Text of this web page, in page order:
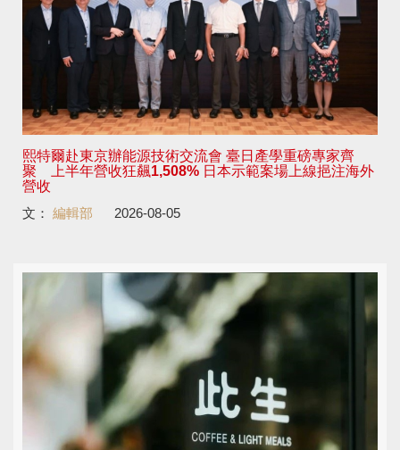
熙特爾赴東京辦能源技術交流會 臺日產學重磅專家齊
聚 上半年營收狂飆1,508% 日本示範案場上線挹注海外
營收
文： 編輯部 2026-08-05